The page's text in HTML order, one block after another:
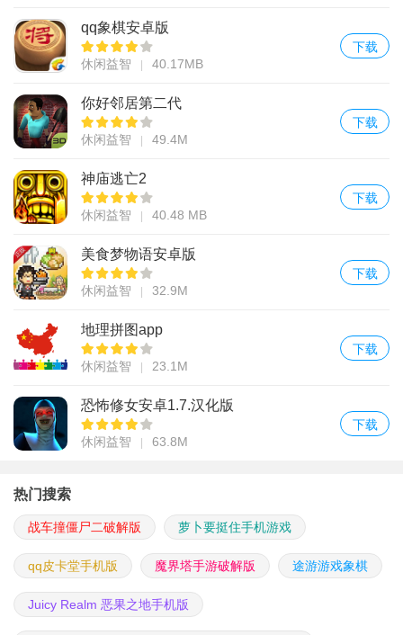
qq象棋安卓版
休闲益智 40.17MB
下载
你好邻居第二代
休闲益智 49.4M
下载
神庙逃亡2
休闲益智 40.48 MB
下载
美食梦物语安卓版
休闲益智 32.9M
下载
地理拼图app
休闲益智 23.1M
下载
恐怖修女安卓1.7.汉化版
休闲益智 63.8M
下载
热门搜索
战车撞僵尸二破解版 萝卜要挺住手机游戏
qq皮卡堂手机版 魔界塔手游破解版 途游游戏象棋
Juicy Realm 恶果之地手机版